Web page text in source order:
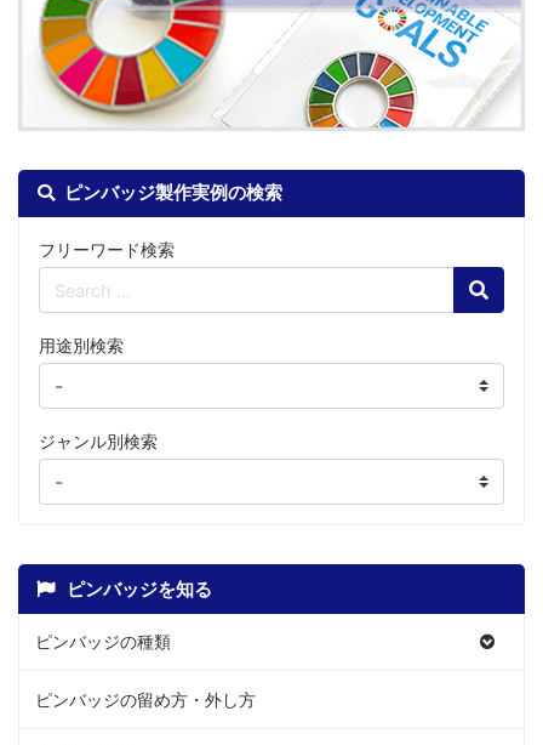
ピンバッジ製作実例の検索
フリーワード検索
Search
用途別検索
ジャンル別検索
ピンバッジを知る
ピンバッジの種類
ピンバッジの留め方・外し方